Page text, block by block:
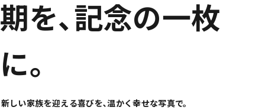
期を､記念の一枚
に。
新しい家族を迎える喜びを､温かく幸せな写真で。